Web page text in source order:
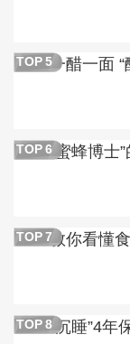
TOP 5一醋一面 “
TOP 6“蜜蜂博士
TOP 7教你看懂
TOP 8“沉睡”4年